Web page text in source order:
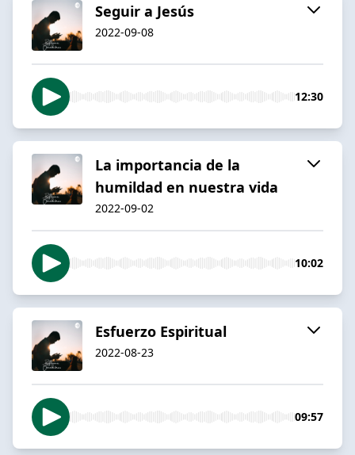
Seguir a Jesús
2022-09-08
12:30
La importancia de la
humildad en nuestra vida
2022-09-02
10:02
Esfuerzo Espiritual
2022-08-23
09:57